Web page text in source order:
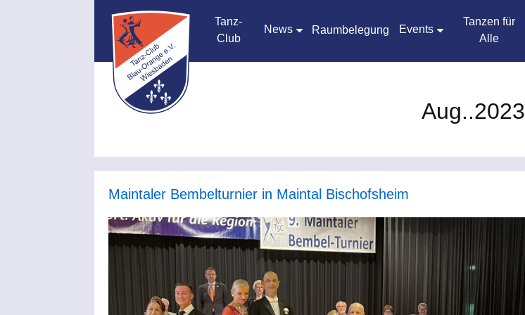
Tanz-
Club
News Raumbelegung Events
Tanzen für
Alle
Aug..2023
Maintaler Bembelturnier in Maintal Bischofsheim